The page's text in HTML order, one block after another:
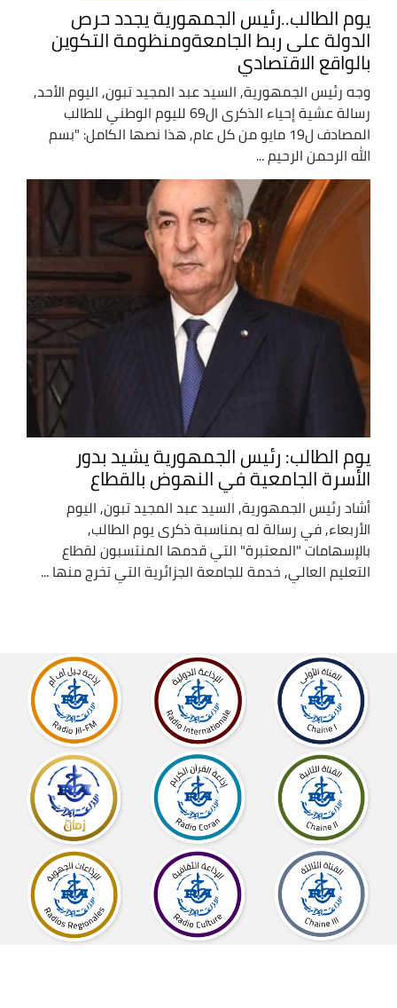
يوم الطالب..رئيس الجمهورية يجدد حرص
الدولة على ربط الجامعةومنظومة التكوين
بالواقع الاقتصادي
وجه رئيس الجمهورية, السيد عبد المجيد تبون, اليوم الأحد,
رسالة عشية إحياء الذكرى ال69 لليوم الوطني للطالب
المصادف ل19 مايو من كل عام, هذا نصها الكامل: "بسم
الله الرحمن الرحيم ...
يوم الطالب: رئيس الجمهورية يشيد بدور
الأسرة الجامعية في النهوض بالقطاع
أشاد رئيس الجمهورية, السيد عبد المجيد تبون, اليوم
الأربعاء, في رسالة له بمناسبة ذكرى يوم الطالب,
بالإسهامات "المعتبرة" التي قدمها المنتسبون لقطاع
التعليم العالي, خدمة للجامعة الجزائرية التي تخرج منها ...